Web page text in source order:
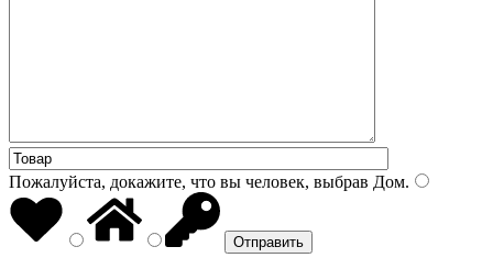
Пожалуйста, докажите, что вы человек, выбрав Дом.